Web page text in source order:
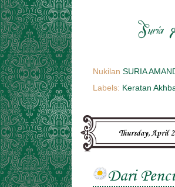
Nukilan SURIA
Labels: Keratan
Thursday, April
Dari